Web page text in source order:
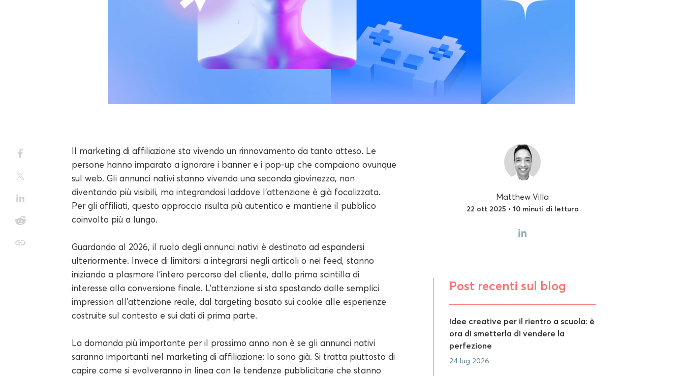
Il marketing di affiliazione sta vivendo un rinnovamento da tanto atteso. Le
persone hanno imparato a ignorare i banner e i pop-up che compaiono ovunque
sul web. Gli annunci nativi stanno vivendo una seconda giovinezza, non
diventando più visibili, ma integrandosi laddove l'attenzione è già focalizzata.
Per gli affiliati, questo approccio risulta più autentico e mantiene il pubblico
coinvolto più a lungo.
Guardando al 2026, il ruolo degli annunci nativi è destinato ad espandersi
ulteriormente. Invece di limitarsi a integrarsi negli articoli o nei feed, stanno
iniziando a plasmare l'intero percorso del cliente, dalla prima scintilla di
interesse alla conversione finale. L'attenzione si sta spostando dalle semplici
impression all'attenzione reale, dal targeting basato sui cookie alle esperienze
costruite sul contesto e sui dati di prima parte.
La domanda più importante per il prossimo anno non è se gli annunci nativi
saranno importanti nel marketing di affiliazione: lo sono già. Si tratta piuttosto di
capire come si evolveranno in linea con le tendenze pubblicitarie che stanno
Matthew Villa
22 ott 2025 • 10 minuti di lettura
Post recenti sul blog
Idee creative per il rientro a scuola: è
ora di smetterla di vendere la
perfezione
24 lug 2026